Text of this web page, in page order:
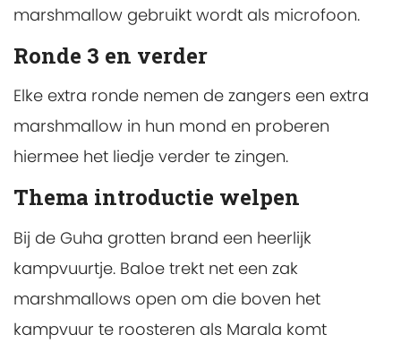
marshmallow gebruikt wordt als microfoon.
Ronde 3 en verder
Elke extra ronde nemen de zangers een extra
marshmallow in hun mond en proberen
hiermee het liedje verder te zingen.
Thema introductie welpen
Bij de Guha grotten brand een heerlijk
kampvuurtje. Baloe trekt net een zak
marshmallows open om die boven het
kampvuur te roosteren als Marala komt